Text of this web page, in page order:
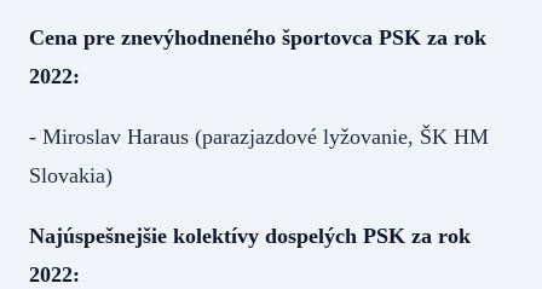
Cena pre znevýhodneného športovca PSK za rok
2022:
- Miroslav Haraus (parazjazdové lyžovanie, ŠK HM
Slovakia)
Najúspešnejšie kolektívy dospelých PSK za rok
2022: